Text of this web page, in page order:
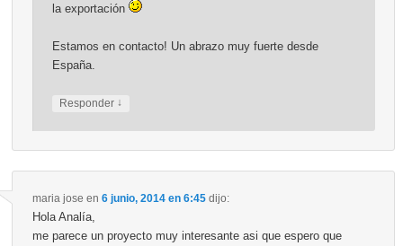
la exportación
Estamos en contacto! Un abrazo muy fuerte desde
España.
Responder ↓
maria jose en 6 junio, 2014 en 6:45 dijo:
Hola Analía,
me parece un proyecto muy interesante asi que espero que